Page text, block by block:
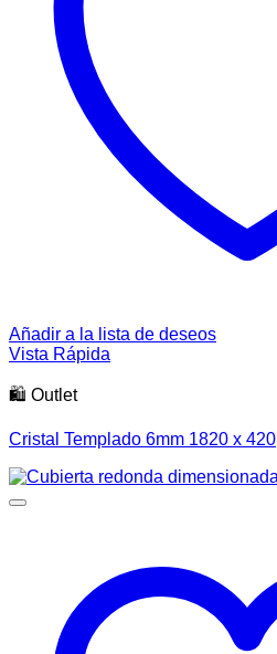
Añadir a la lista de deseos
Vista Rápida
🛍️ Outlet
Cristal Templado 6mm 1820 x 420